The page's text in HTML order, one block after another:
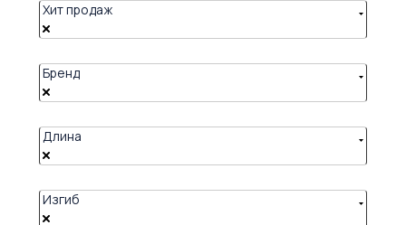
Хит продаж
Бренд
Длина
Изгиб